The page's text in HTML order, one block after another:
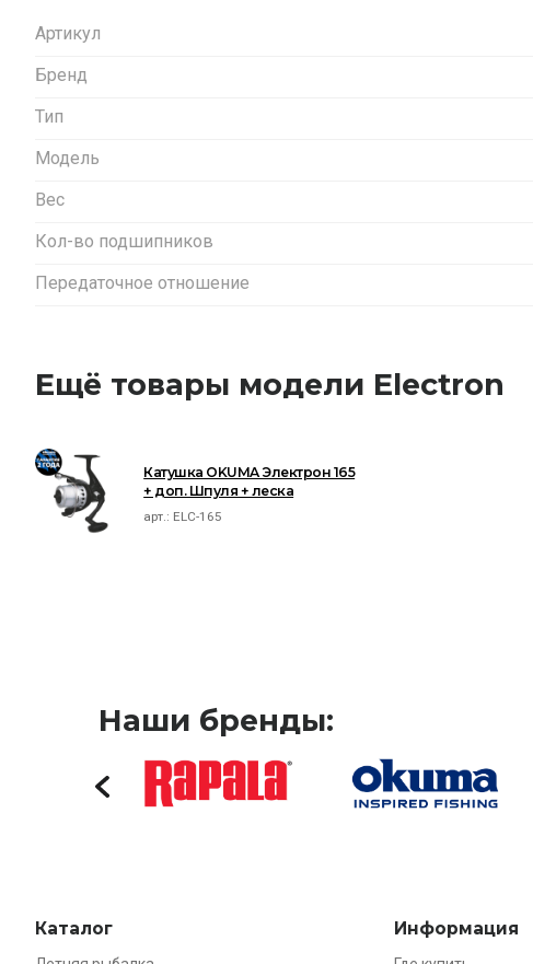
Артикул
Бренд
Тип
Модель
Вес
Кол-во подшипников
Передаточное отношение
Ещё товары модели Electron
Катушка OKUMA Электрон 165
+ доп. Шпуля + леска
арт.: ELC-165
Наши бренды:
Каталог Информация